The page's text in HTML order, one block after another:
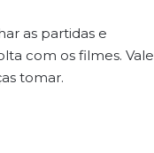
as partidas e
com os filmes. Vale
tomar.